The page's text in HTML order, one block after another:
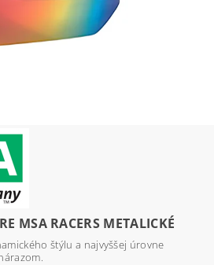
MSA RACERS METALICKÉ
štýlu a najvyššej úrovne